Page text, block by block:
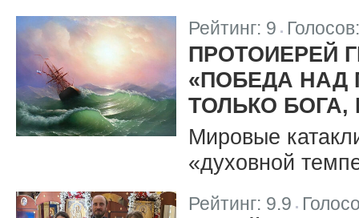
Рейтинг: 9
ПРОТОИЕРЕЙ
«ПОБЕДА НАД
ТОЛЬКО БОГА,
Мировые
«духовной
Рейтинг: 9.9